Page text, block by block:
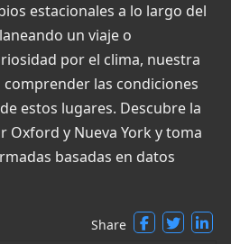
estacionales a lo largo del
un viaje o
por el clima, nuestra
las condiciones
estos lugares. Descubre la
Oxford y Nueva York y toma
basadas en datos
Share